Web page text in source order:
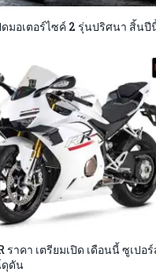
มอเตอร์ไซค์ 2 รุ่นปริศนา สิ้นปี
ราคา เตรียมเปิด เดือนนี้ ซูเปอ
ดุดัน